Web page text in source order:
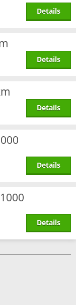
Details
Details
Details
Details
Details